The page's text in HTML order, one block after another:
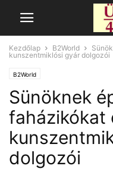
Kezdőlap B2World
kunszentmiklósi gyár dolgozói
B2World
Sünöknek
faházikókat
dolgozói